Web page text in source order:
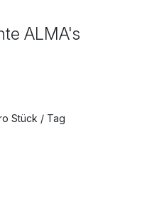
ALMA's
Stück / Tag